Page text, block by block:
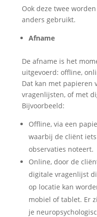
Ook deze twee
anders gebruikt.
Afname
De afname is het
uitgevoerd: offline,
Dat kan met papieren
vragenlijsten, of met
Bijvoorbeeld:
Offline, via een
waarbij de cliënt
observaties noteert.
Online, door de
digitale vragenlijst
op locatie kan
mobiel of tablet. Er
je